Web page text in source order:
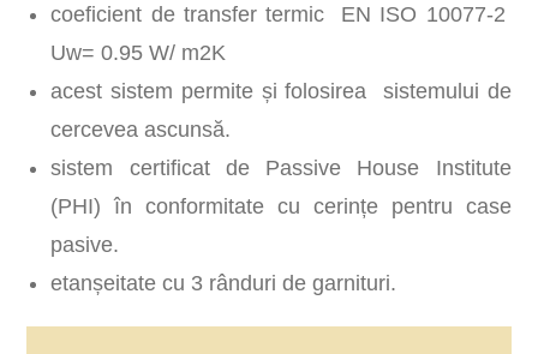
coeficient de transfer termic EN ISO 10077-2
Uw= 0.95 W/ m2K
acest sistem permite și folosirea sistemului de
cercevea ascunsă.
sistem certificat de Passive House Institute
(PHI) în conformitate cu cerințe pentru case
pasive.
etanșeitate cu 3 rânduri de garnituri.